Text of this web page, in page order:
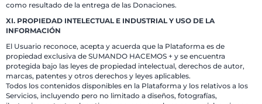
como resultado de la entrega de las Donaciones.
XI. PROPIEDAD INTELECTUAL E INDUSTRIAL Y USO DE LA
INFORMACIÓN
El Usuario reconoce, acepta y acuerda que la Plataforma es de
propiedad exclusiva de SUMANDO HACEMOS + y se encuentra
protegida bajo las leyes de propiedad intelectual, derechos de autor,
marcas, patentes y otros derechos y leyes aplicables.
Todos los contenidos disponibles en la Plataforma y los relativos a los
Servicios, incluyendo pero no limitado a diseños, fotografías,